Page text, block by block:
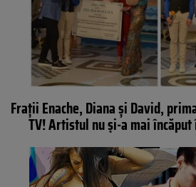
Frații Enache, Diana și David,
TV! Artistul nu și-a mai